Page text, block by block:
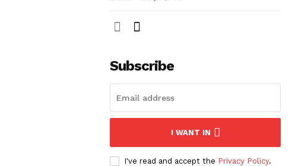
Subscribe
I WANT IN
I've read and accept the Privacy Policy.